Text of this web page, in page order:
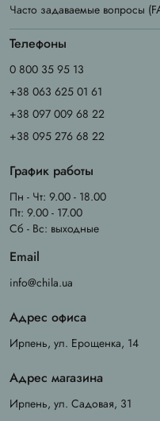
Часто задаваемые вопросы
Телефоны
0 800 35 95 13
+38 063 625 01 61
+38 097 009 68 22
+38 095 276 68 22
График работы
Пн - Чт: 9.00 - 18.00
Пт: 9.00 - 17.00
Сб - Вс: выходные
Email
info@chila.ua
Адрес офиса
Ирпень, ул. Ерощенка, 14
Адрес магазина
Ирпень, ул. Садовая, 31